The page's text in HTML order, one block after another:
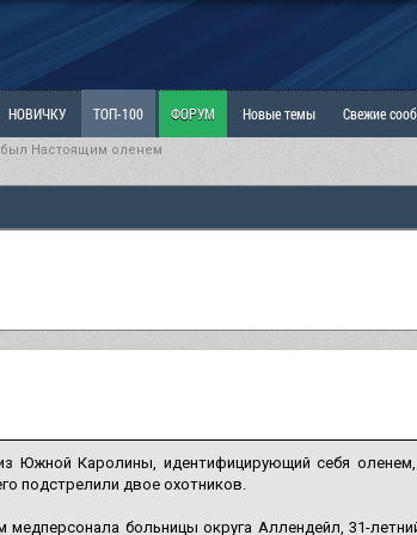
НОВИЧКУ ТОП-100 ФОРУМ Новые темы Свежие
Наболевшее. Выскажись!
Настоящим оленем
Южной Каролины, идентифицирующий себя
подстрелили двое охотников.
медперсонала больницы округа Аллендейл, 31-